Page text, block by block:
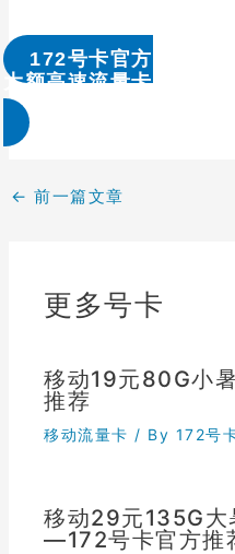
172号卡官方
大额高速流量卡办理 &
← 前一篇文章
更多号卡
移动19元80G小
推荐
移动流量卡 / By 172号
移动29元135G大
—172号卡官方推